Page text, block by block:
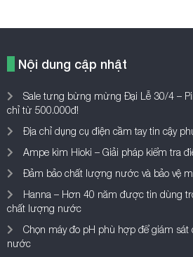
Nội dung cập nhật
Sale tưng bừng mừng Đại Lễ 30/4 –
chỉ từ 500.000đ!
Địa chỉ dụng cụ điện cầm tay tin cậy
Ampe kìm Hioki – Giải pháp kiểm tra
Đảm bảo chất lượng nước và bảo vệ
Hanna – Hơn 40 năm được tin dùng
chất lượng nước
Chọn máy đo pH phù hợp để giám
nước